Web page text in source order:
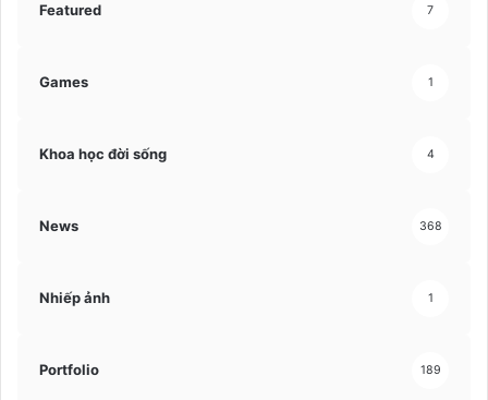
Featured 7
Games 1
Khoa học đời sống 4
News 368
Nhiếp ảnh 1
Portfolio 189